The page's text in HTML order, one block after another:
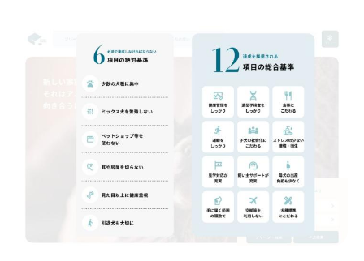
いるというケースもあります。こうした問題は、消費者にと
っても大きな負担であり、ワンちゃん自身にとっても非常に
だからこそ、私たちは正しい情報と安心して選べる場所を提
供すべきだと考えています。BreederFamiliesでは、ワンち
ゃんを家族のように愛する「優良ブリーダー」のみを独自の
厳しい基準で厳選し、その評価基準や評価結果をオープンに
しています。これにより、消費者の皆様が安心して子犬やブ
リーダーを選べる環境を整えています。
そして、消費者の皆様が正しい情報をもとに優良ブリーダー
を求めることで、ワンちゃんを家族のように愛する優良ブリ
ーダーが増え、営利優先の「悪徳ブリーダー」が自然と淘汰
される社会を目指しています。目の前の子犬だけでなく、親